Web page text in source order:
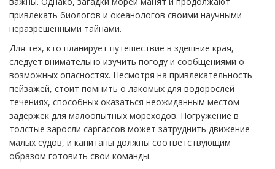
привлекать биологов и океанологов своими научными
неразрешенными тайнами.
Для тех, кто планирует путешествие в здешние края,
следует внимательно изучить погоду и сообщениями о
возможных опасностях. Несмотря на привлекательность
пейзажей, стоит помнить о лакомых для водорослей
течениях, способных оказаться неожиданным местом
задержек для малоопытных мореходов. Погружение в
толстые заросли саргассов может затруднить движение
малых судов, и капитаны должны соответствующим
образом готовить свои команды.